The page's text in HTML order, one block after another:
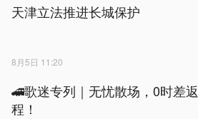
天津立法推进长城保护
8月5日 11:20
🚄歌迷专列｜无忧散场，0时差返
程！